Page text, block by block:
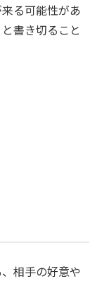
る可能性があ
書き切ること
相手の好意や